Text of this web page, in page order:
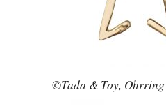
©Tada & Toy,